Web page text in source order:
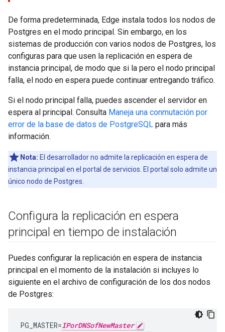
De forma predeterminada, Edge instala todos los nodos de
Postgres en el modo principal. Sin embargo, en los
sistemas de producción con varios nodos de Postgres, los
configuras para que usen la replicación en espera de
instancia principal, de modo que si la pero el nodo principal
falla, el nodo en espera puede continuar entregando tráfico.
Si el nodo principal falla, puedes ascender el servidor en
espera al principal. Consulta Maneja una conmutación por
error de la base de datos de PostgreSQL para más
información.
Nota: El desarrollador no admite la replicación en espera de
instancia principal en el portal de servicios. El portal solo admite un
único nodo de Postgres.
Configura la replicación en espera
principal en tiempo de instalación
Puedes configurar la replicación en espera de instancia
principal en el momento de la instalación si incluyes lo
siguiente en el archivo de configuración de los dos nodos
de Postgres:
PG_MASTER=IPorDNSofNewMaster